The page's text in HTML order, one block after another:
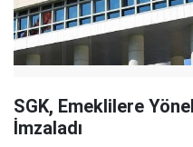
SGK, Emeklilere
İmzaladı